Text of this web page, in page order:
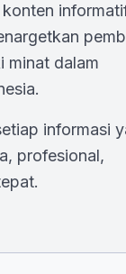
minat dalam
informasi
profesional,